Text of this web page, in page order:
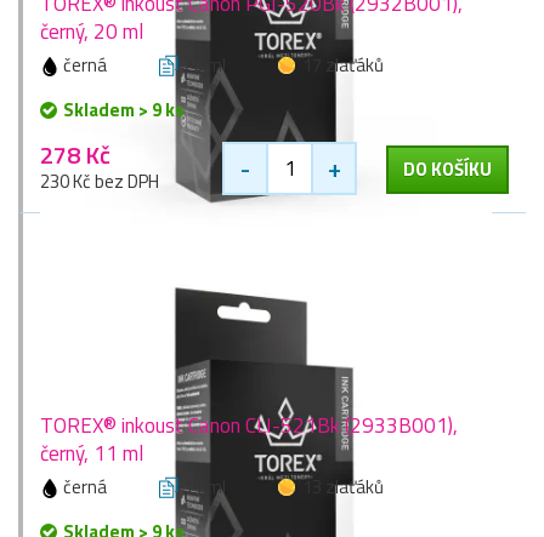
černý, 20 ml
černá 20 ml
17 zlaťáků
Skladem > 9 ks
278 Kč
230 Kč bez DPH - + DO KOŠÍKU
TOREX® inkoust Canon CLI-521Bk (2933B001),
černý, 11 ml
černá 11 ml
13 zlaťáků